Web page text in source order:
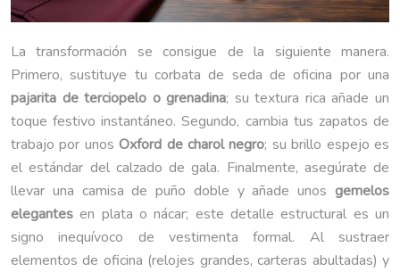
La transformación se consigue de la siguiente manera.
Primero, sustituye tu corbata de seda de oficina por una
pajarita de terciopelo o grenadina; su textura rica añade un
toque festivo instantáneo. Segundo, cambia tus zapatos de
trabajo por unosOxford de charol negro; su brillo espejo es
el estándar del calzado de gala. Finalmente, asegúrate de
llevar una camisa de puño doble y añade unos gemelos
elegantes en plata o nácar; este detalle estructural es un
signo inequívoco de vestimenta formal. Al sustraer
elementos de oficina (relojes grandes, carteras abultadas) y